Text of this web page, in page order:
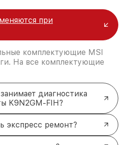
при
комплектующие MSI
На все комплектующие
диагностика
K9N2GM-FIH?
экспресс ремонт?